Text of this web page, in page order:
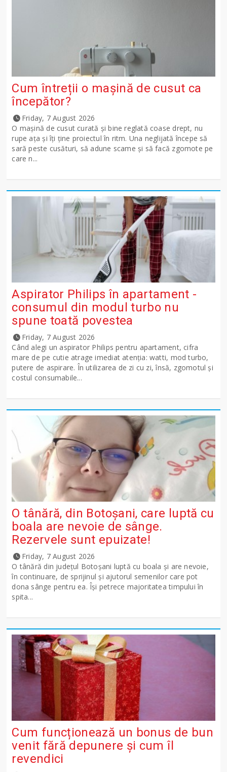
Cum întreții o mașină de cusut ca
începător?
Friday, 7 August 2026
O mașină de cusut curată și bine reglată coase drept, nu
rupe ața și îți ține proiectul în ritm. Una neglijată începe să
sară peste cusături, să adune scame și să facă zgomote pe
care n...
Aspirator Philips în apartament -
consumul din modul turbo nu
spune toată povestea
Friday, 7 August 2026
Când alegi un aspirator Philips pentru apartament, cifra
mare de pe cutie atrage imediat atenția: watti, mod turbo,
putere de aspirare. În utilizarea de zi cu zi, însă, zgomotul și
costul consumabile...
O tânără, din Botoșani, care luptă cu
boala are nevoie de sânge.
Rezervele sunt epuizate!
Friday, 7 August 2026
O tânără din județul Botoșani luptă cu boala și are nevoie,
în continuare, de sprijinul și ajutorul semenilor care pot
dona sânge pentru ea. Își petrece majoritatea timpului în
spita...
Cum funcționează un bonus de bun
venit fără depunere și cum îl
revendici